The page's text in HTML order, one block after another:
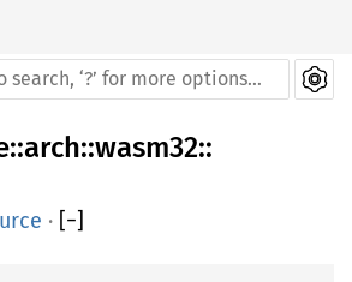
::arch::wasm32::
· [−]